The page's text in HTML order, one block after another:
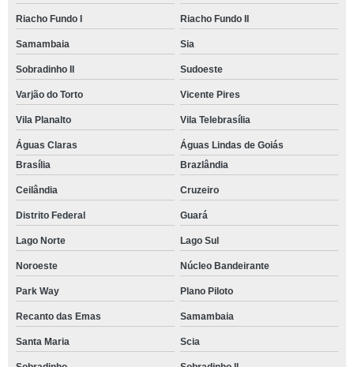
Riacho Fundo I Riacho Fundo II
Samambaia Sia
Sobradinho II Sudoeste
Varjão do Torto Vicente Pires
Vila Planalto Vila Telebrasília
Águas Claras
Águas Lindas de Goiás
Brasília
Brazlândia
Ceilândia Cruzeiro
Distrito Federal Guará
Lago Norte Lago Sul
Noroeste Núcleo Bandeirante
Park Way Plano Piloto
Recanto das Emas Samambaia
Santa Maria Scia